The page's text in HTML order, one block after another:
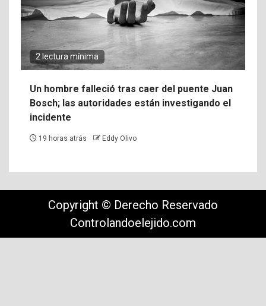
2 lectura mínima
Un hombre falleció tras caer del puente Juan
Bosch; las autoridades están investigando el
incidente
19 horas atrás Eddy Olivo
Copyright © Derecho Reservado
Controlandoelejido.com